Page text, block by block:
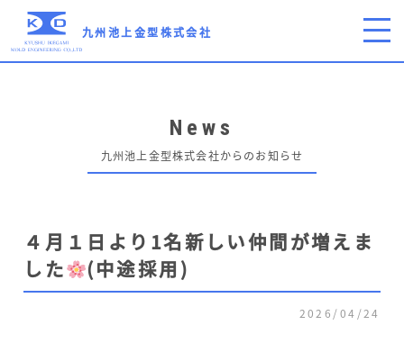
九州池上金型株式会社
News
九州池上金型株式会社からのお知らせ
４月１日より1名新しい仲間が増えま
した
(中途採用)
2026/04/24